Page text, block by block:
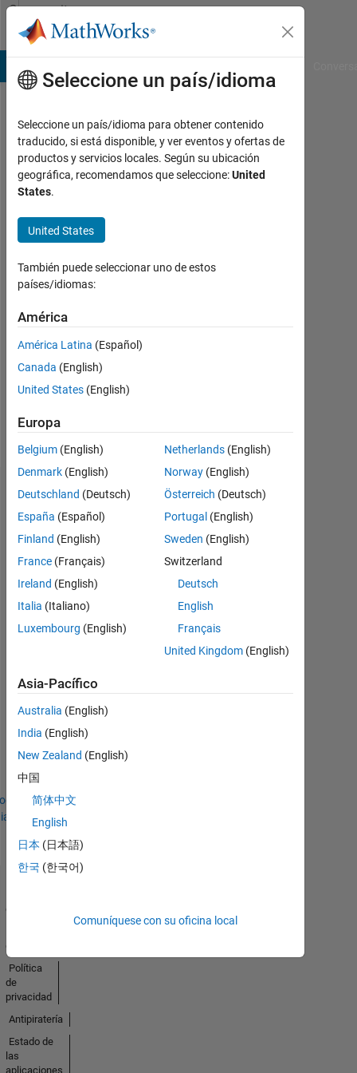
Saltar al contenido
Community
Profile
Benjamin
Kelm
Last
alrededor
de 3
años
hace
Followers:
0
Following:
Follow
Insignias
No
Badges
Earned
Seleccione un país/idioma
Seleccione un país/idioma para obtener contenido
traducido, si está disponible, y ver eventos y ofertas de
productos y servicios locales. Según su ubicación
geográfica, recomendamos que seleccione:United
States.
United States
También puede seleccionar uno de estos
países/idiomas:
América
América Latina (Español)
Canada (English)
United States (English)
Europa
Belgium (English)
Denmark (English)
Deutschland (Deutsch)
España (Español)
Finland (English)
France (Français)
Ireland (English)
Italia (Italiano)
Luxembourg (English)
Netherlands(English)
Norway(English)
Österreich (Deutsch)
Portugal (English)
Sweden (English)
Switzerland
Deutsch
English
Français
United Kingdom(English)
Asia-Pacífico
Australia (English)
India (English)
New Zealand (English)
中国
简体中文
English
日本 (日本語)
한국 (한국어)
Comuníquese con su oficina local
confianza
comerciales
Política
de
privacidad
Antipiratería
Estado de
las
aplicaciones